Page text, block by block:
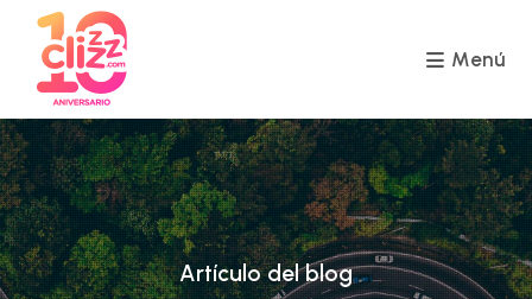
contenido
Menú
Artículo del blog